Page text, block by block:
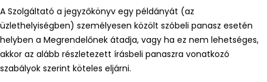
A Szolgáltató a jegyzőkönyv egy példányát (az
üzlethelyiségben) személyesen közölt szóbeli panasz esetén
helyben a Megrendelőnek átadja, vagy ha ez nem lehetséges,
akkor az alább részletezett írásbeli panaszra vonatkozó
szabályok szerint köteles eljárni.